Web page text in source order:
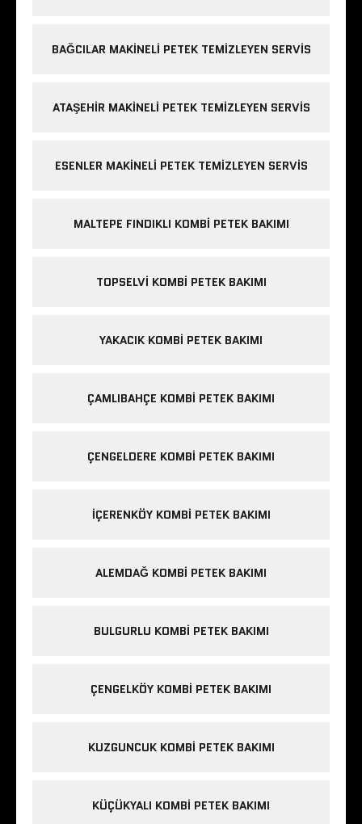
BAĞCILAR MAKINELI PETEK TEMIZLEYEN SERVIS
ATAŞEHIR MAKINELI PETEK TEMIZLEYEN SERVIS
ESENLER MAKINELI PETEK TEMIZLEYEN SERVIS
MALTEPE FINDIKLI KOMBI PETEK BAKIMI
TOPSELVI KOMBI PETEK BAKIMI
YAKACIK KOMBI PETEK BAKIMI
ÇAMLIBAHÇE KOMBI PETEK BAKIMI
ÇENGELDERE KOMBI PETEK BAKIMI
IÇERENKÖY KOMBI PETEK BAKIMI
ALEMDAĞ KOMBI PETEK BAKIMI
BULGURLU KOMBI PETEK BAKIMI
ÇENGELKÖY KOMBI PETEK BAKIMI
KUZGUNCUK KOMBI PETEK BAKIMI
KÜÇÜKYALI KOMBI PETEK BAKIMI